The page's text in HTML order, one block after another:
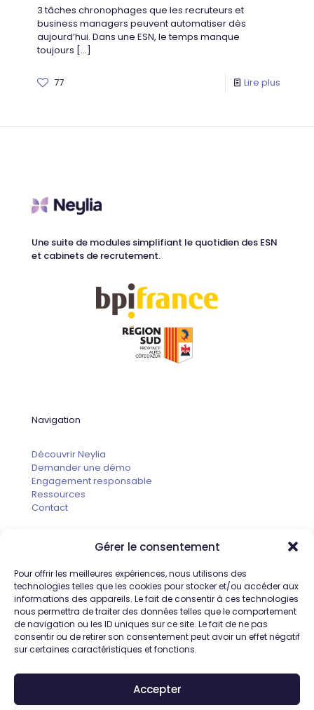
Gérer le consentement
Pour offrir les meilleures expériences, nous utilisons des
technologies telles que les cookies pour stocker et/ou accéder aux
informations des appareils. Le fait de consentir à ces technologies
nous permettra de traiter des données telles que le comportement
de navigation ou les ID uniques sur ce site. Le fait de ne pas
consentir ou de retirer son consentement peut avoir un effet négatif
sur certaines caractéristiques et fonctions.
Accepter
3 tâches chronophages que les recruteurs et
business managers peuvent automatiser dès
aujourd’hui. Dans une ESN, le temps manque
toujours […]
77 Lire plus
Une suite de modules simplifiant le quotidien des ESN
et cabinets de recrutement.
Navigation
Découvrir Neylia
Demander une démo
Engagement responsable
Ressources
Contact
Neylia
1200 Route des Lucioles
06410 SOPHIA ANTIPOLIS
France